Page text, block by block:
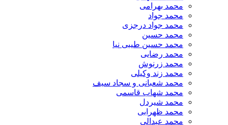
محمد بهرامی
محمد جواد
محمد جواد درجزی
محمد حسین
محمد حسین طیبی نیا
محمد رضایی
محمد زرنوش
محمد زند وکیلی
محمد شعبانی و سجاد سیف
محمد شهاب قاسمی
​محمد شیردل
محمد ظهرابی
محمد عبدالی